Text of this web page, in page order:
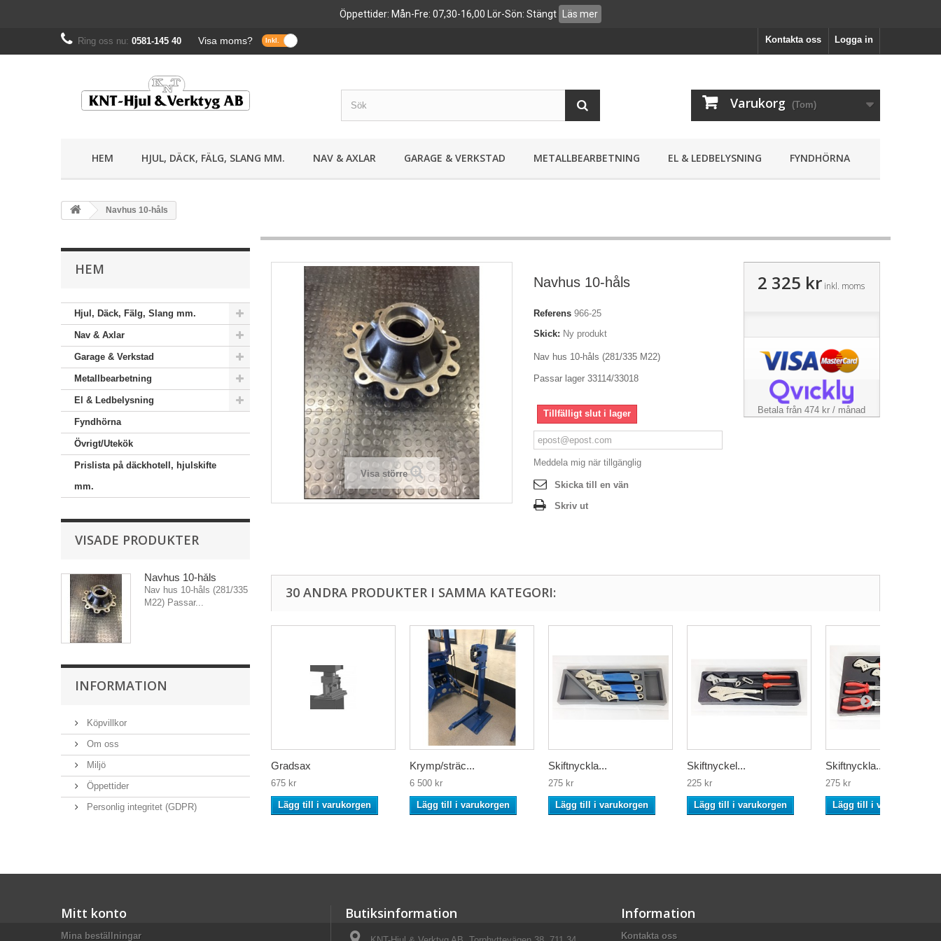
Öppettider: Mån-Fre: 07,30-16,00 Lör-Sön: Stängt Läs mer
Logga in
Kontakta oss
Ring oss nu: 0581-145 40 Visa moms?
Varukorg (Tom)
HEM HJUL, DÄCK, FÄLG, SLANG MM. NAV & AXLAR GARAGE & VERKSTAD METALLBEARBETNING EL & LEDBELYSNING FYNDHÖRNA
Navhus 10-håls
HEM
Hjul, Däck, Fälg, Slang mm.
Nav & Axlar
Garage & Verkstad
Metallbearbetning
El & Ledbelysning
Fyndhörna
Övrigt/Utekök
Prislista på däckhotell, hjulskifte
mm.
VISADE PRODUKTER
Navhus 10-håls
Nav hus 10-håls (281/335
M22) Passar...
INFORMATION
Köpvillkor
Om oss
Miljö
Öppettider
Personlig integritet (GDPR)
Visa större
Navhus 10-håls
Referens 966-25
Skick: Ny produkt
Nav hus 10-håls (281/335 M22)
Passar lager 33114/33018
Tillfälligt slut i lager
Meddela mig när tillgänglig
Skicka till en vän
Skriv ut
2 325 krinkl. moms
Betala från 474 kr / månad
30 ANDRA PRODUKTER I SAMMA KATEGORI:
Gradsax
675 kr
Lägg till i varukorgen
Krymp/sträc...
6 500 kr
Lägg till i varukorgen
Skiftnyckla...
275 kr
Lägg till i varukorgen
Skiftnyckel...
225 kr
Lägg till i varukorgen
Skiftnyckla...
275 kr
Lägg till i varukorgen
Mitt konto
Mina beställningar
Butiksinformation Information
Kontakta oss